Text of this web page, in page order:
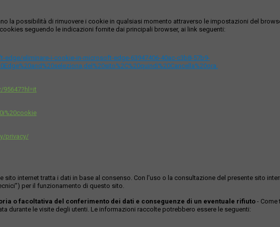
la possibilità di rimuovere i cookie in qualsiasi momento attraverso le impostazioni del
seguendo le indicazioni fornite dai principali browser, ai link seguenti:
eliminare-i-cookie-in-microsoft-edge-63947406-40ac-c3b8-57b9-
privacy/
sito internet tratta i dati in base al consenso. Con l'uso o la consultazione del presente sito
per il funzionamento di questo sito.
o facoltativa del conferimento dei dati e conseguenze di un eventuale rifiuto - Come
durante le visite degli utenti. Le informazioni raccolte potrebbero essere le seguenti: